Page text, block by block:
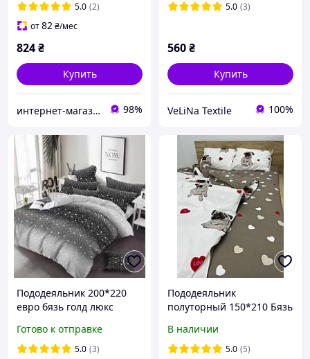
5.0 (2)
от82₴/мес
824₴
Купить
интернет-магазин "Вилена Текстиль" 98%
5.0 (3)
560₴
Купить
VeLiNa Textile 100%
Пододеяльник 200*220
евро бязь голд люкс
Готово к отправке
5.0 (3)
Пододеяльник
полуторный 150*210 Бязь
принты
В наличии
5.0 (5)